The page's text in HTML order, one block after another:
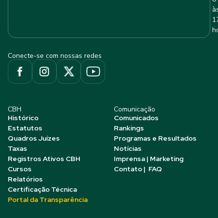
Conecte-se com nossas redes
CBH
Histórico
Estatutos
Quadros Juízes
Taxas
Registros Ativos CBH
Cursos
Relatórios
Certificação Técnica
Portal da Transparência
Comunicação
Comunicados
Rankings
Programas e Resultados
Notícias
Imprensa | Marketing
Contato | FAQ